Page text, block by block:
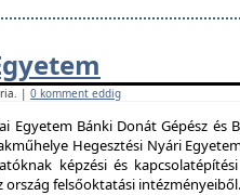
| 0 komment eddig
Egyetem Bánki Donát Gépész és
Hegesztési Nyári
képzési és
felsőoktatási intézményeiből.